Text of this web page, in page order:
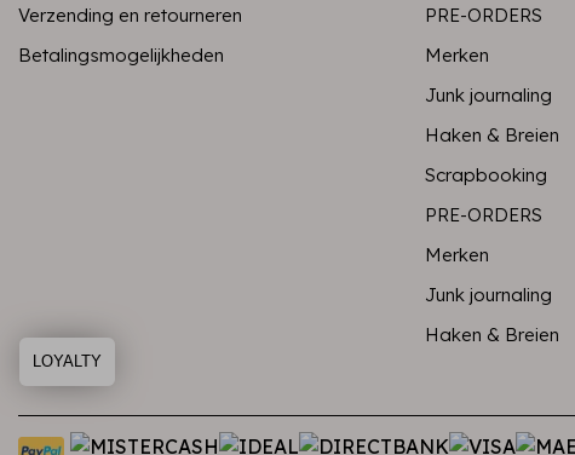
Verzending en retourneren
Betalingsmogelijkheden
PRE-ORDERS
Merken
Junk journaling
Haken & Breien
Scrapbooking
PRE-ORDERS
Merken
Junk journaling
Haken & Breien
LOYALTY